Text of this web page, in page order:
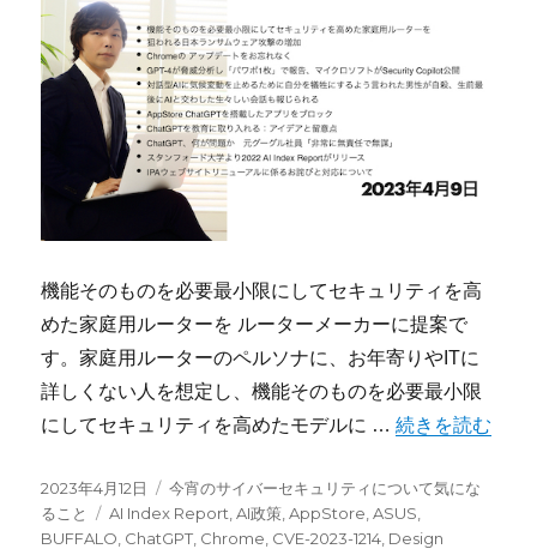
機能そのものを必要最小限にしてセキュリティを高
めた家庭用ルーターを ルーターメーカーに提案で
す。家庭用ルーターのペルソナに、お年寄りやITに
詳しくない人を想定し、機能そのものを必要最小限
にしてセキュリティを高めたモデルに …“今宵のサイバ
続きを読む
投
稿
日:
2023年4月12日
カ
テ
ゴ
今宵のサイバーセキュリティについて気にな
ること
タ
グ
AI Index Report ,AI政策 ,AppStore ,ASUS
BUFFALO ChatGPT Chrome CVE-2023-1214 Design